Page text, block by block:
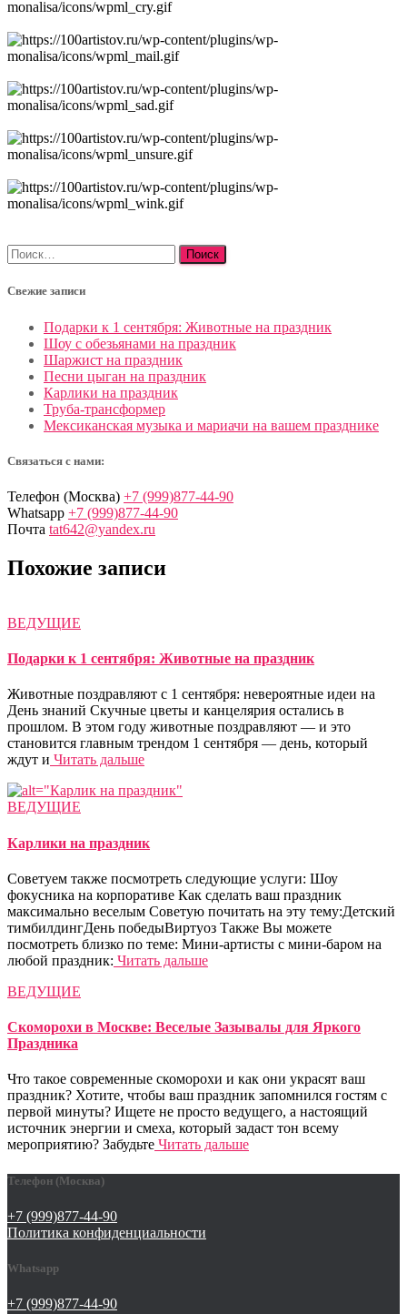
Найти:
Свежие записи
Подарки к 1 сентября: Животные на праздник
Шоу с обезьянами на праздник
Шаржист на праздник
Песни цыган на праздник
Карлики на праздник
Труба-трансформер
Мексиканская музыка и мариачи на вашем празднике
Связаться с нами:
Телефон (Москва) +7 (999)877-44-90
Whatsapp +7 (999)877-44-90
Почта tat642@yandex.ru
Похожие записи
ВЕДУЩИЕ
Подарки к 1 сентября: Животные на праздник
Животные поздравляют с 1 сентября: невероятные идеи на
День знаний Скучные цветы и канцелярия остались в
прошлом. В этом году животные поздравляют — и это
становится главным трендом 1 сентября — день, который
ждут и Читать дальше
ВЕДУЩИЕ
Карлики на праздник
Советуем также посмотреть следующие услуги: Шоу
фокусника на корпоративе Как сделать ваш праздник
максимально веселым Советую почитать на эту тему:Детский
тимбилдингДень победыВиртуоз Также Вы можете
посмотреть близко по теме: Мини-артисты с мини-баром на
любой праздник: Читать дальше
ВЕДУЩИЕ
Скоморохи в Москве: Веселые Зазывалы для Яркого
Праздника
Что такое современные скоморохи и как они украсят ваш
праздник? Хотите, чтобы ваш праздник запомнился гостям с
первой минуты? Ищете не просто ведущего, а настоящий
источник энергии и смеха, который задаст тон всему
мероприятию? Забудьте Читать дальше
Телефон (Москва)
+7 (999)877-44-90
Политика конфиденциальности
Whatsapp
+7 (999)877-44-90